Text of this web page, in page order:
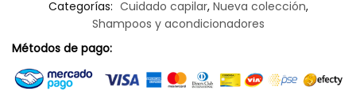
Categorías: Cuidado capilar, Nueva colección,
Shampoos y acondicionadores
Métodos de pago: